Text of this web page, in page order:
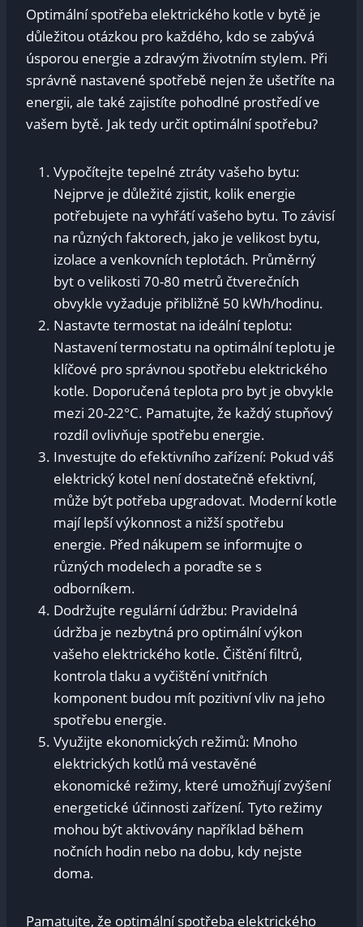
Optimální spotřeba elektrického kotle v ​bytě⁢ je
důležitou otázkou pro každého, kdo se zabývá
úsporou energie a‌ zdravým životním stylem. ‍Při
správně nastavené spotřebě nejen že ‌ušetříte na
energii, ale také zajistíte pohodlné ⁣prostředí ve
vašem bytě. ⁤Jak tedy určit optimální⁤ spotřebu?
Vypočítejte tepelné ztráty vašeho bytu:
Nejprve je důležité​ zjistit,⁣ kolik energie
potřebujete na‌ vyhřátí vašeho bytu. To závisí
⁣na různých faktorech, jako je velikost‍ bytu,
izolace a venkovních teplotách. Průměrný
byt o velikosti 70-80 metrů čtverečních⁣
obvykle vyžaduje přibližně 50 kWh/hodinu.
Nastavte termostat na ideální teplotu:
Nastavení termostatu na optimální teplotu ‍je
klíčové ⁤pro‍ správnou ​spotřebu elektrického‌
kotle. Doporučená teplota pro byt⁣ je obvykle
mezi 20-22°C. Pamatujte, ⁣že každý stupňový
rozdíl ​ovlivňuje spotřebu energie.
Investujte do efektivního zařízení: Pokud váš
elektrický⁣ kotel ‌není dostatečně efektivní,
může‌ být‍ potřeba upgradovat. ⁢Moderní kotle
mají lepší​ výkonnost a​ nižší spotřebu
energie. Před nákupem ‍se⁢ informujte o ​
různých modelech a poraďte se s
odborníkem.
Dodržujte regulární údržbu: Pravidelná
údržba je nezbytná pro optimální výkon⁢
vašeho elektrického kotle. Čištění filtrů,
kontrola tlaku a vyčištění vnitřních
‍komponent⁣ budou mít pozitivní vliv na jeho
spotřebu energie.
Využijte ekonomických režimů: Mnoho
elektrických kotlů má vestavěné
⁤ekonomické režimy, které umožňují ⁢zvýšení ​
energetické účinnosti zařízení.​ Tyto režimy
mohou být⁣ aktivovány například během
nočních hodin nebo ‌na dobu, kdy nejste
‍doma.
Pamatujte, že ‌optimální spotřeba elektrického